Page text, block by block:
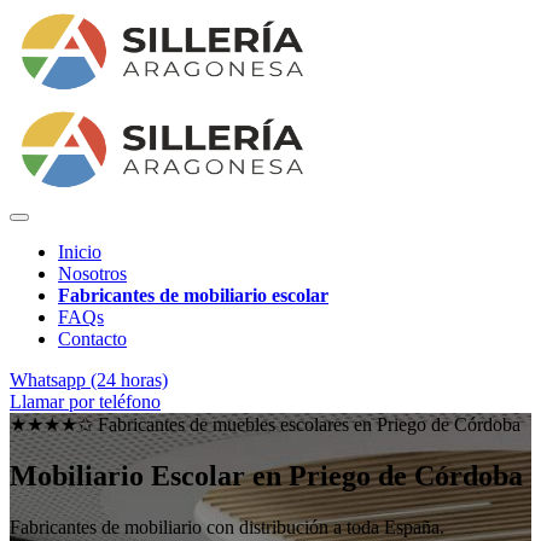
Inicio
Nosotros
Fabricantes de mobiliario escolar
FAQs
Contacto
Whatsapp (24 horas)
Llamar por teléfono
★★★★✩ Fabricantes de muebles escolares enPriego de Córdoba
Mobiliario Escolar en Priego de Córdoba
Fabricantes de mobiliario con distribución a toda España.